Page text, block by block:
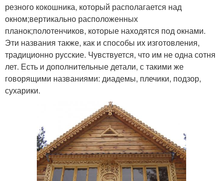
резного кокошника, который располагается над
окном;вертикально расположенных
планок;полотенчиков, которые находятся под окнами.
Эти названия также, как и способы их изготовления,
традиционно русские. Чувствуется, что им не одна сотня
лет. Есть и дополнительные детали, с такими же
говорящими названиями: диадемы, плечики, подзор,
сухарики.